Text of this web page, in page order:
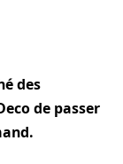
des
de passer